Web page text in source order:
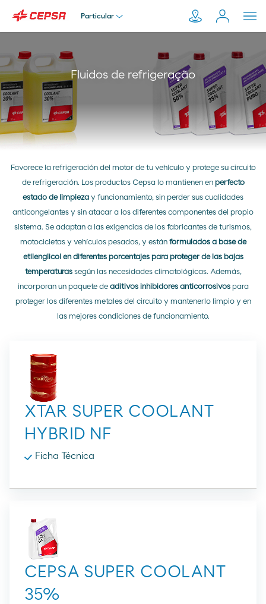
Particular
Transportador
Pesquisar
em
Moeve.pt
Fluidos de refrigeração
Favorece la refrigeración del motor de tu vehículo y protege su circuito
de refrigeración. Los productos Cepsa lo mantienen en perfecto
estado de limpieza y funcionamiento, sin perder sus cualidades
anticongelantes y sin atacar a los diferentes componentes del propio
sistema. Se adaptan a las exigencias de los fabricantes de turismos,
motocicletas y vehículos pesados, y están formulados a base de
etilenglicol en diferentes porcentajes para proteger de las bajas
temperaturassegún las necesidades climatológicas. Además,
incorporan un paquete de aditivos inhibidores anticorrosivospara
proteger los diferentes metales del circuito y mantenerlo limpio y en
las mejores condiciones de funcionamiento.
XTAR SUPER COOLANT
HYBRID NF
Ficha Técnica
CEPSA SUPER COOLANT
35%